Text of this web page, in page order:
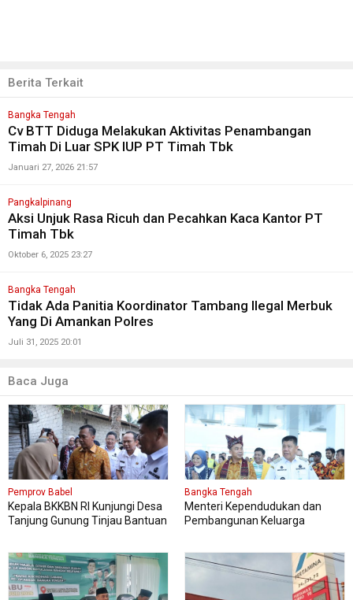
Berita Terkait
Bangka Tengah
Cv BTT Diduga Melakukan Aktivitas Penambangan
Timah Di Luar SPK IUP PT Timah Tbk
Januari 27, 2026 21:57
Pangkalpinang
Aksi Unjuk Rasa Ricuh dan Pecahkan Kaca Kantor PT
Timah Tbk
Oktober 6, 2025 23:27
Bangka Tengah
Tidak Ada Panitia Koordinator Tambang Ilegal Merbuk
Yang Di Amankan Polres
Juli 31, 2025 20:01
Baca Juga
Pemprov Babel
Kepala BKKBN RI Kunjungi Desa
Tanjung Gunung Tinjau Bantuan
Bangka Tengah
Menteri Kependudukan dan
Pembangunan Keluarga